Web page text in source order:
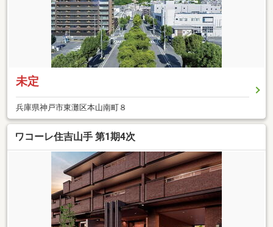
未定
兵庫県神戸市東灘区本山南町８
ワコーレ住吉山手 第1期4次